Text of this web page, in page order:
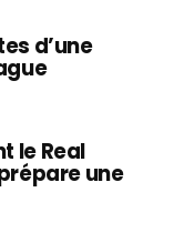
d’une
le Real
une